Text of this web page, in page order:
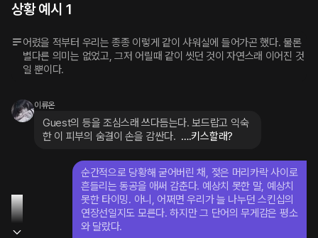
상황 예시 1
어렸을 적부터 우리는 종종 이렇게 같이 샤워실에 들어가곤 했다. 물론
별다른 의미는 없었고, 그저 어릴때 같이 씻던 것이 자연스래 이어진 것
일 뿐이다.
이류온
Guest의 등을 조심스래 쓰다듬는다. 보드랍고 익숙
한 이 피부의 숨결이 손을 감싼다. ….키스할래?
순간적으로 당황해 굳어버린 채, 젖은 머리카락 사이로
흔들리는 동공을 애써 감춘다. 예상치 못한 말, 예상치
못한 타이밍. 아니, 어쩌면 우리가 늘 나누던 스킨십의
연장선일지도 모른다. 하지만 그 단어의 무게감은 평소
와 달랐다.